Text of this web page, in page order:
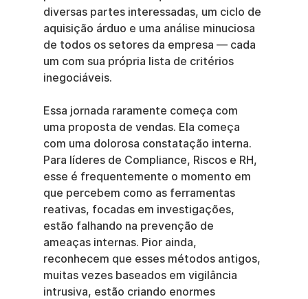
diversas partes interessadas, um ciclo de
aquisição árduo e uma análise minuciosa
de todos os setores da empresa — cada
um com sua própria lista de critérios
inegociáveis.
Essa jornada raramente começa com
uma proposta de vendas. Ela começa
com uma dolorosa constatação interna.
Para líderes de Compliance, Riscos e RH,
esse é frequentemente o momento em
que percebem como as ferramentas
reativas, focadas em investigações,
estão falhando na prevenção de
ameaças internas. Pior ainda,
reconhecem que esses métodos antigos,
muitas vezes baseados em vigilância
intrusiva, estão criando enormes